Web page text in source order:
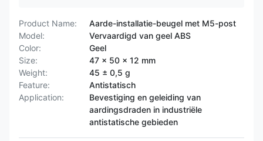
Product Name:
Aarde-installatie-beugel met M5-post
Model:
Vervaardigd van geel ABS
Color:
Geel
Size:
47 x 50 x 12 mm
Weight:
45 ± 0,5 g
Feature:
Antistatisch
Application:
Bevestiging en geleiding van
aardingsdraden in industriële
antistatische gebieden